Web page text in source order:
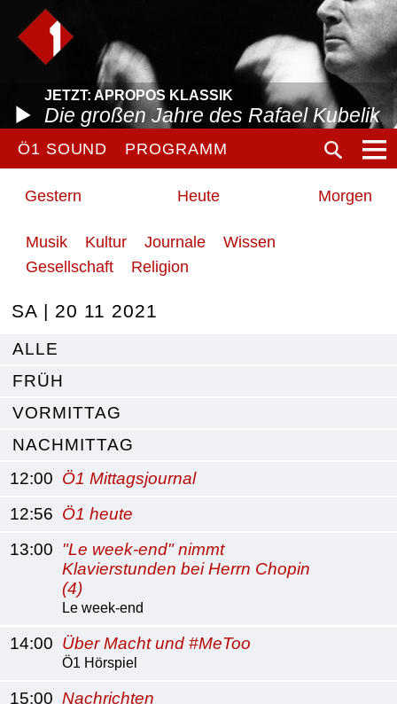
JETZT: APROPOS KLASSIK
Die großen Jahre des Rafael Kubelik
Ö1 SOUND PROGRAMM
Gestern Heute Morgen
Musik Kultur Journale
Wissen
Gesellschaft
Religion
SA | 20 11 2021
ALLE
FRÜH
VORMITTAG
NACHMITTAG
12:00 Ö1 Mittagsjournal
12:56 Ö1 heute
13:00 "Le week-end" nimmt
Klavierstunden bei Herrn Chopin
(4)
Le week-end
14:00 Über Macht und #MeToo
Ö1 Hörspiel
15:00 Nachrichten